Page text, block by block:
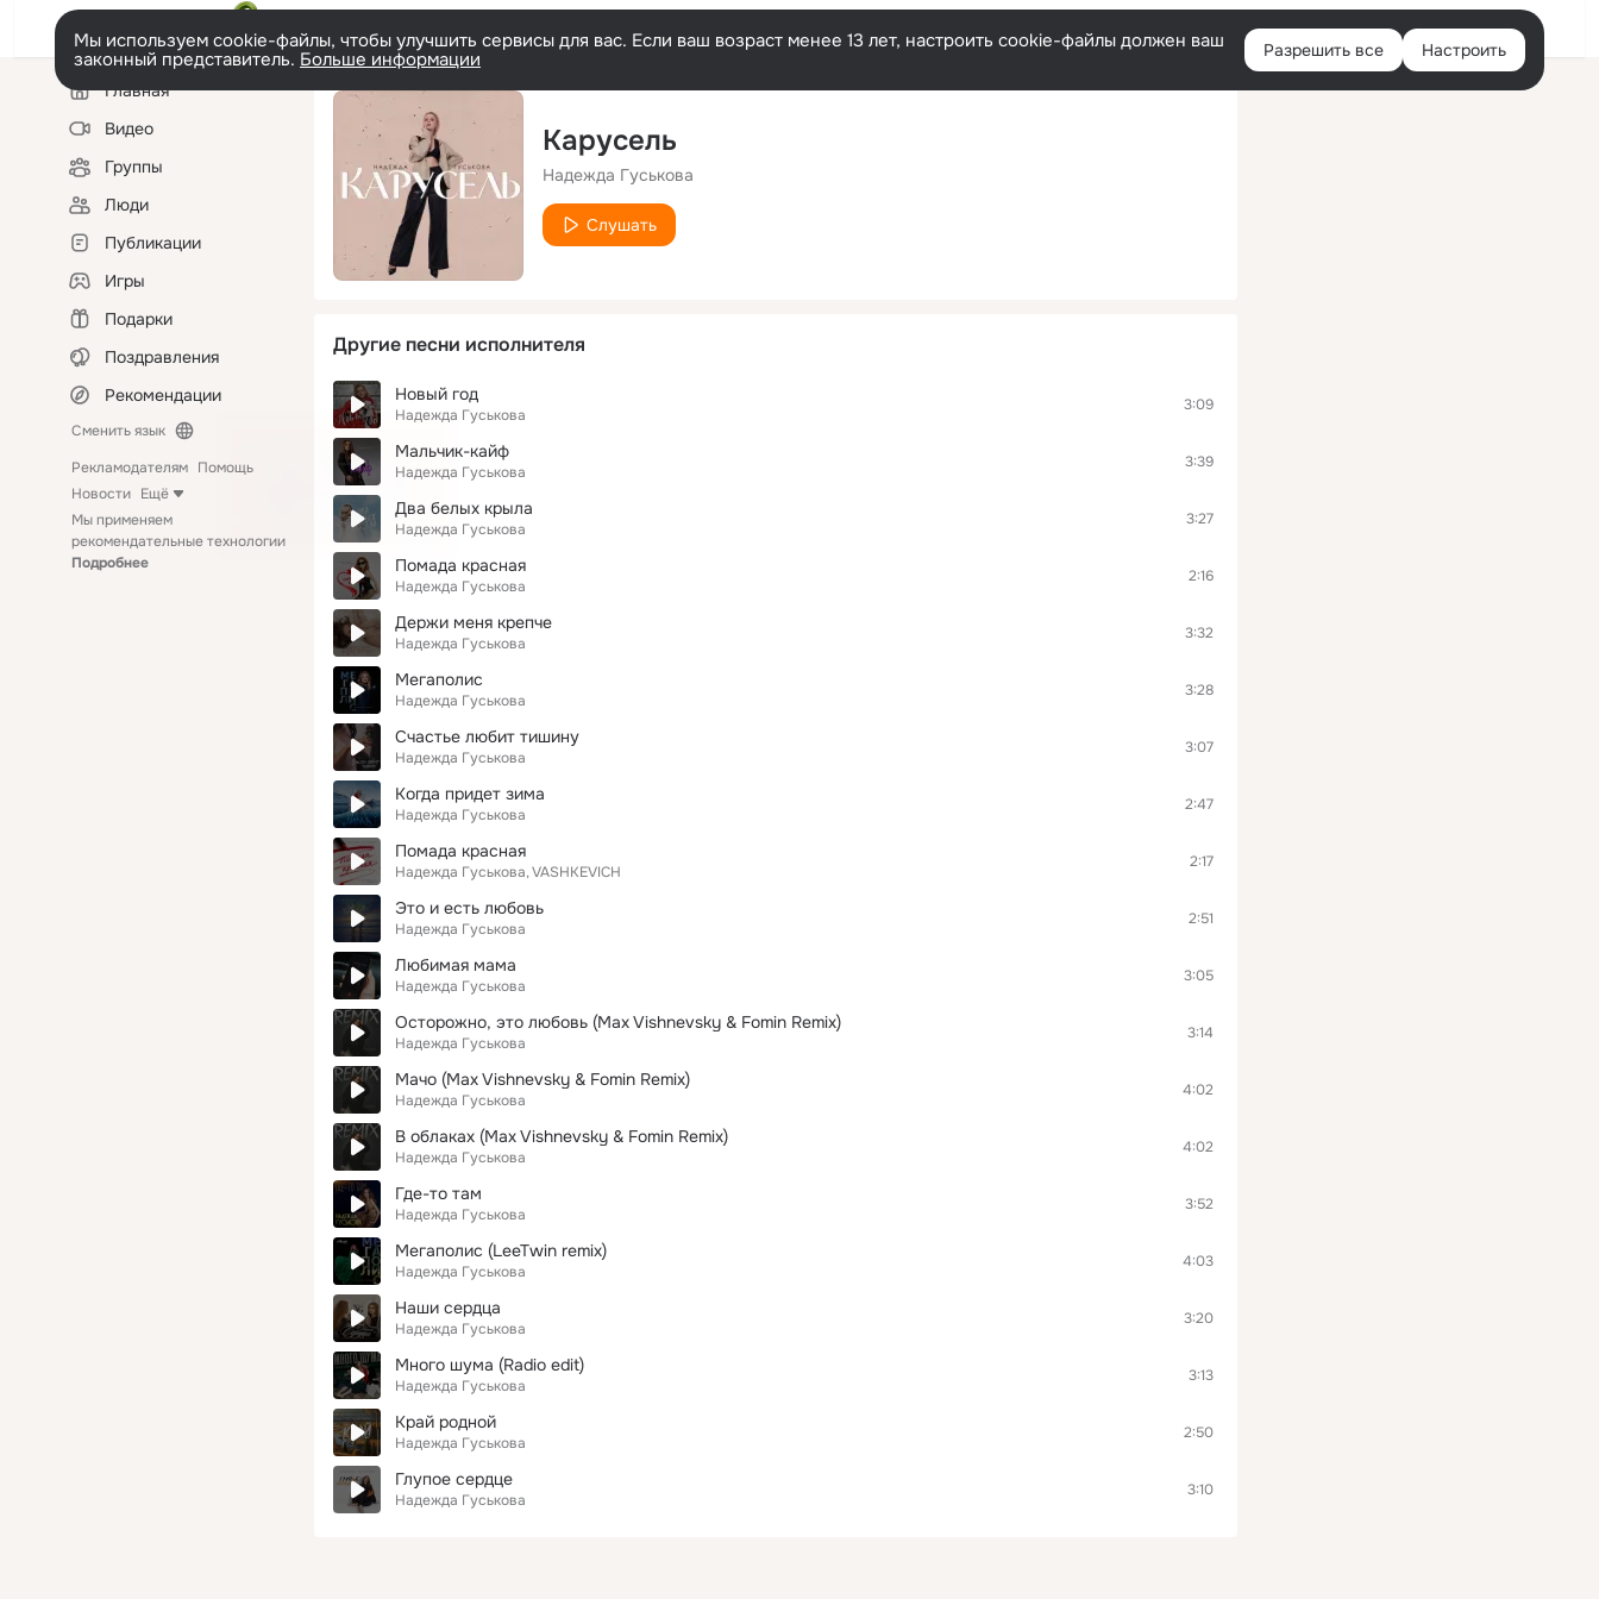
Войти
Мы используем cookie-файлы, чтобы улучшить сервисы для вас. Если ваш возраст менее 13 лет, настроить cookie-файлы должен ваш
законный представитель. Больше информации Разрешить все Настроить
Левая
колонкаГлавная
Видео
Группы
Люди
Публикации
Игры
Подарки
Поздравления
Рекомендации
Сменить язык
Рекламодателям Помощь
Новости Ещё
Мы применяем
рекомендательные технологии
Подробнее
Карусель
Надежда Гуськова
Слушать
Другие песни исполнителя
Новый год
Надежда Гуськова
3:09
Мальчик-кайф
Надежда Гуськова
3:39
Два белых крыла
Надежда Гуськова
3:27
Помада красная
Надежда Гуськова
2:16
Держи меня крепче
Надежда Гуськова
3:32
Мегаполис
Надежда Гуськова
3:28
Счастье любит тишину
Надежда Гуськова
3:07
Когда придет зима
Надежда Гуськова
2:47
Помада красная
Надежда Гуськова VASHKEVICH
2:17
Это и есть любовь
Надежда Гуськова
2:51
Любимая мама
Надежда Гуськова
3:05
Осторожно, это любовь (Max Vishnevsky & Fomin Remix)
Надежда Гуськова
3:14
Мачо (Max Vishnevsky & Fomin Remix)
Надежда Гуськова
4:02
В облаках (Max Vishnevsky & Fomin Remix)
Надежда Гуськова
4:02
Где-то там
Надежда Гуськова
3:52
Мегаполис (LeeTwin remix)
Надежда Гуськова
4:03
Наши сердца
Надежда Гуськова
3:20
Много шума (Radio edit)
Надежда Гуськова
3:13
Край родной
Надежда Гуськова
2:50
Глупое сердце
Надежда Гуськова
3:10